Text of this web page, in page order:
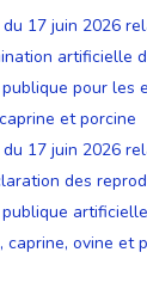
17 juin 2026
artificielle
pour les
et porcine
17 juin 2026
des
caprine, ovine et